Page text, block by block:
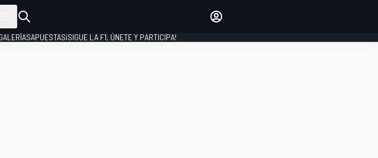
APUESTAS¡SIGUE LA F1, ÚNETE Y PARTICIPA!